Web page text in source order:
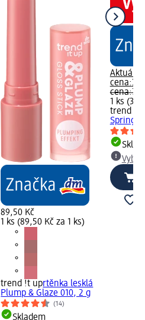
89,50 Kč
1 ks (89,50 Kč za 1 ks)
trend !t uprtěnka lesklá
Plump & Glaze 010, 2 g
(14)
Skladem
Aktuální
cena:
cena:
1 ks
trend !t
Spring